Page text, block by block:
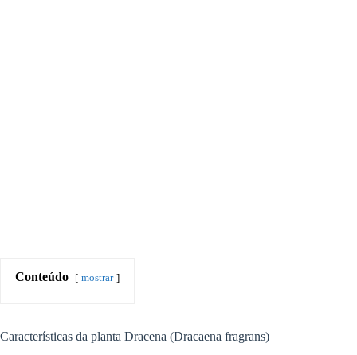
Conteúdo mostrar
Características da planta Dracena (Dracaena fragrans)